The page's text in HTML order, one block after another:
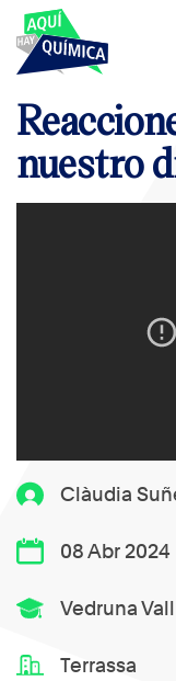
Clàudia
08 Abr 2024
Vedruna
Terrassa
nuestro